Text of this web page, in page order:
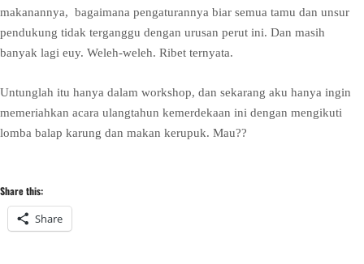
makanannya, bagaimana pengaturannya biar semua tamu dan unsur
pendukung tidak terganggu dengan urusan perut ini. Dan masih
banyak lagi euy. Weleh-weleh. Ribet ternyata.
Untunglah itu hanya dalam workshop, dan sekarang aku hanya ingin
memeriahkan acara ulangtahun kemerdekaan ini dengan mengikuti
lomba balap karung dan makan kerupuk. Mau??
Share this:
Share